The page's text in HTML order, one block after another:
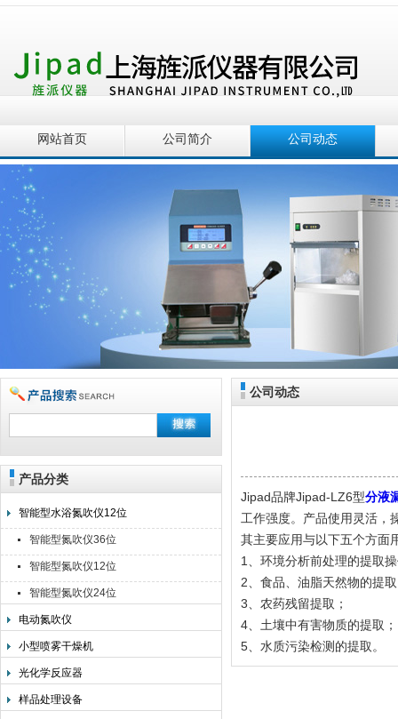
上海旌派仪器有限公司
网站首页 公司简介 公司动态
产品分类
智能型水浴氮吹仪12位
智能型氮吹仪36位
智能型氮吹仪12位
智能型氮吹仪24位
电动氮吹仪
小型喷雾干燥机
光化学反应器
样品处理设备
公司动态
Jipad品牌Jipad-LZ6型分液
工作强度。产品使用灵活，
其主要应用与以下五个方面
1、环境分析前处理的提取
2、食品、油脂天然物的提
3、农药残留提取；
4、土壤中有害物质的提取；
5、水质污染检测的提取。